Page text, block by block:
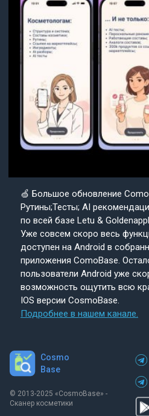
🍏 Большое обновление
Рутины;Тесты; AI
по всей базе Letu &
Уже совсем скоро весь
доступен на Android в
приложения ComoBase.
пользователи Android уже
возможность ощутить всю
IOS версии CosmoBase.
Подробнее в нашем канале.
Cosmo
Base
© 2013-2025 «СosmoBase» -
Сканер косметики